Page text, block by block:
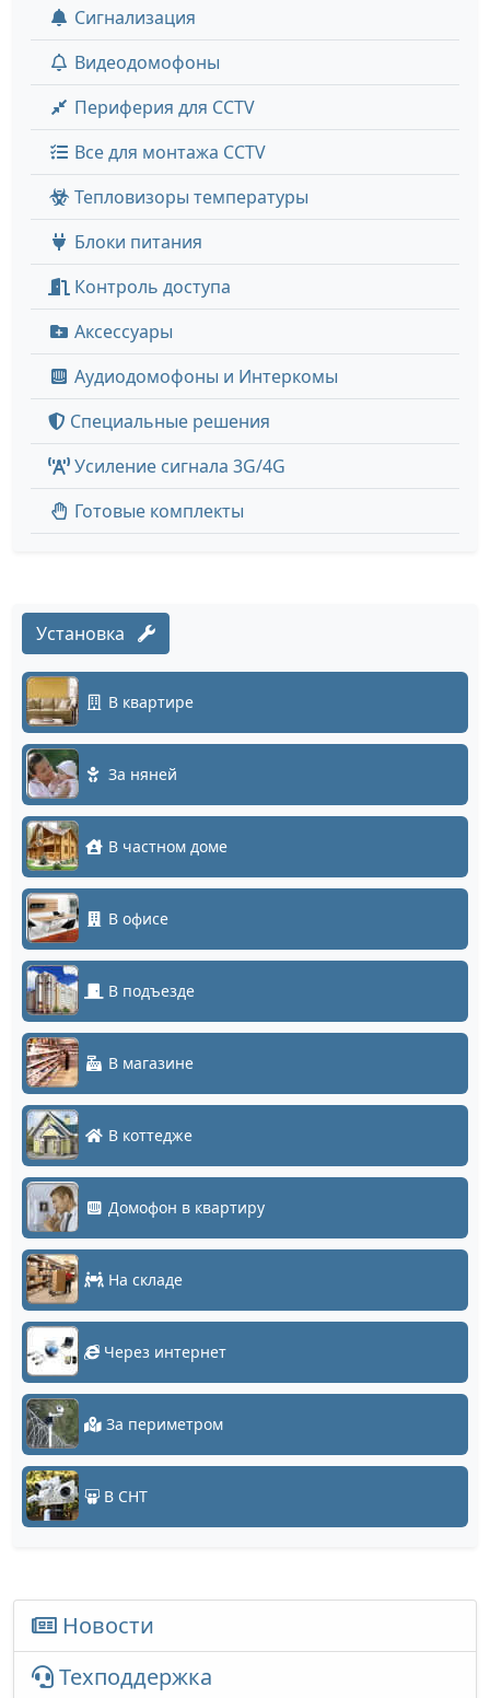
Сигнализация
Видеодомофоны
Периферия для CCTV
Все для монтажа CCTV
Тепловизоры температуры
Блоки питания
Контроль доступа
Аксессуары
Аудиодомофоны и Интеркомы
Специальные решения
Усиление сигнала 3G/4G
Готовые комплекты
Установка
В квартире
За няней
В частном доме
В офисе
В подъезде
В магазине
В коттедже
Домофон в квартиру
На складе
Через интернет
За периметром
В СНТ
Новости
Техподдержка